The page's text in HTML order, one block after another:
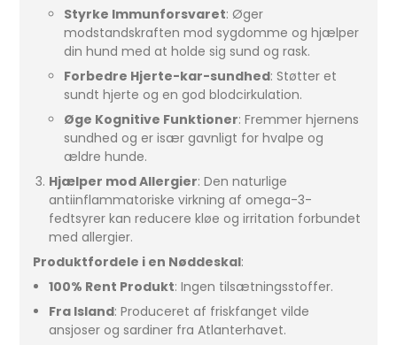
Styrke Immunforsvaret: Øger
modstandskraften mod sygdomme og hjælper
din hund med at holde sig sund og rask.
Forbedre Hjerte-kar-sundhed: Støtter et
sundt hjerte og en god blodcirkulation.
Øge Kognitive Funktioner: Fremmer hjernens
sundhed og er især gavnligt for hvalpe og
ældre hunde.
Hjælper mod Allergier: Den naturlige
antiinflammatoriske virkning af omega-3-
fedtsyrer kan reducere kløe og irritation forbundet
med allergier.
Produktfordele i en Nøddeskal:
100% Rent Produkt: Ingen tilsætningsstoffer.
Fra Island: Produceret af friskfanget vilde
ansjoser og sardiner fra Atlanterhavet.